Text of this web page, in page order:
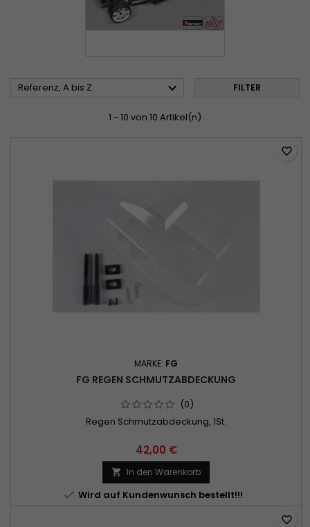
Referenz, A bis Z  FILTER
1 - 10 von 10 Artikel(n)
MARKE: FG
FG REGEN SCHMUTZABDECKUNG
(0)
Regen Schmutzabdeckung, 1St.
42,00 €
 In den Warenkorb
 Wird auf Kundenwunsch bestellt!!!
favorite_border
favorite_border